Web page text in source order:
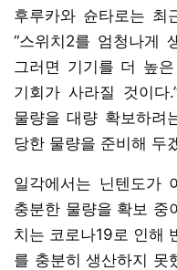
후루카와 슌타로는 최
“스위치2를 엄청나게
그러면 기기를 더 높
기회가 사라질 것이다
물량을 대량 확보하려
당한 물량을 준비해 두
일각에서는 닌텐도가
충분한 물량을 확보 중
치는 코로나19로 인해
를 충분히 생산하지 못